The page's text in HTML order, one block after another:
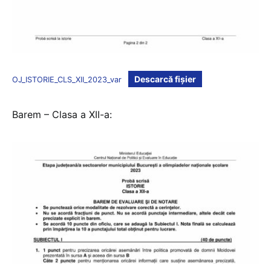
OJ_ISTORIE_CLS_XII_2023_var Descarcă fișier
Barem – Clasa a XII-a: